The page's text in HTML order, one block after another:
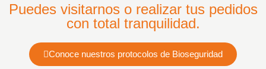
Puedes visitarnos o realizar tus pedidos
con total tranquilidad.
Conoce nuestros protocolos de Bioseguridad